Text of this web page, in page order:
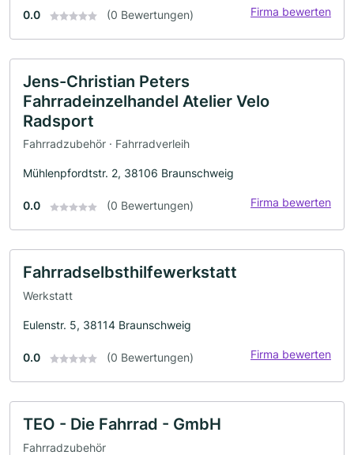
0.0 (0 Bewertungen) Firma bewerten
Jens-Christian Peters
Fahrradeinzelhandel Atelier Velo
Radsport
Fahrradzubehör · Fahrradverleih
Mühlenpfordtstr. 2, 38106 Braunschweig
0.0 (0 Bewertungen) Firma bewerten
Fahrradselbsthilfewerkstatt
Werkstatt
Eulenstr. 5, 38114 Braunschweig
0.0 (0 Bewertungen) Firma bewerten
TEO - Die Fahrrad - GmbH
Fahrradzubehör